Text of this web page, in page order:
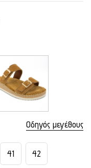
Οδηγός μεγέθους
41 42